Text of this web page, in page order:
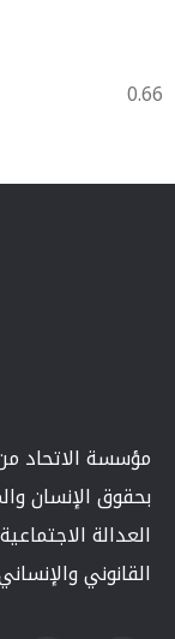
مؤسسة الاتحاد
بحقوق الإنسان
العدالة
القانوني